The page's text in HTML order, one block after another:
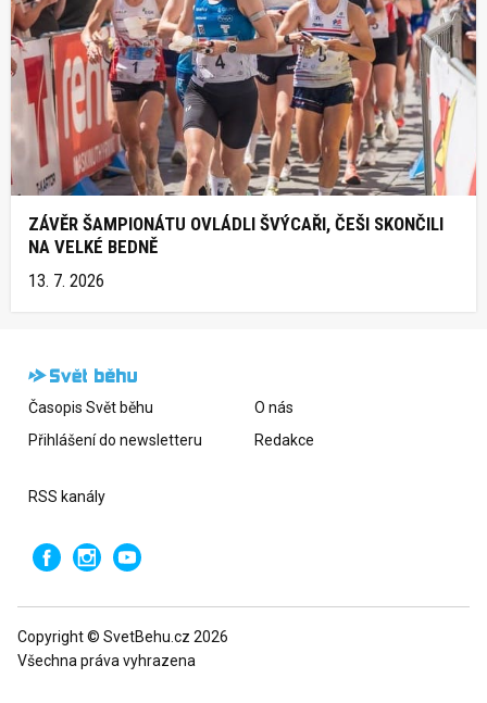
ZÁVĚR ŠAMPIONÁTU OVLÁDLI ŠVÝCAŘI, ČEŠI SKONČILI
NA VELKÉ BEDNĚ
13. 7. 2026
Časopis Svět běhu
Přihlášení do newsletteru
O nás
Redakce
RSS kanály
Copyright © SvetBehu.cz 2026
Všechna práva vyhrazena